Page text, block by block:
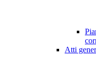
Atti